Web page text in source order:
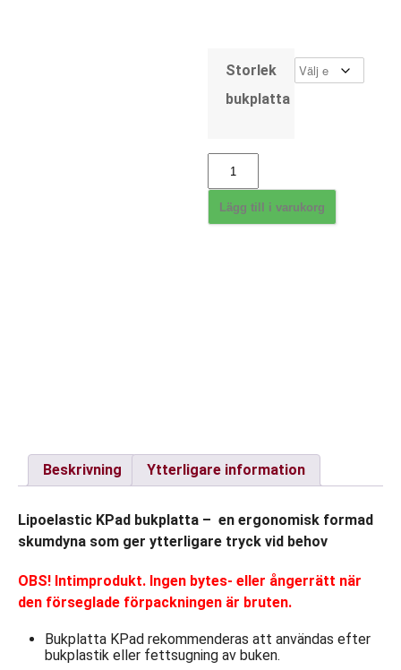
Storlek
bukplatta
Lipoelastic
KPad
bukplatta.
Lägg till i varukorg
Beskrivning Ytterligare information
Lipoelastic KPad bukplatta – en ergonomisk formad
skumdyna som ger ytterligare tryck vid behov
OBS! Intimprodukt. Ingen bytes- eller ångerrätt när
den förseglade förpackningen är bruten.
Bukplatta KPad rekommenderas att användas efter
bukplastik eller fettsugning av buken.